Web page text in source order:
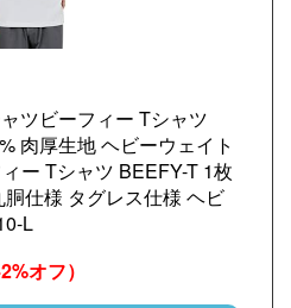
ツビーフィー Tシャツ
肉厚生地 ヘビーウェイト
ー Tシャツ BEEFY-T 1枚
仕様 タグレス仕様 ヘビ
L
オフ）